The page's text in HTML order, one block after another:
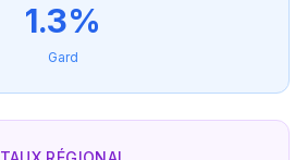
1.3%
Gard